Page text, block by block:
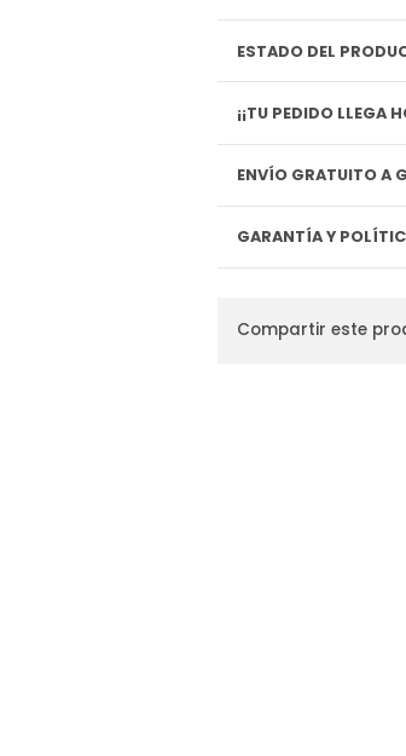
ESTADO DEL
ENVÍO GRATUITO A
GARANTÍA Y
Compartir este